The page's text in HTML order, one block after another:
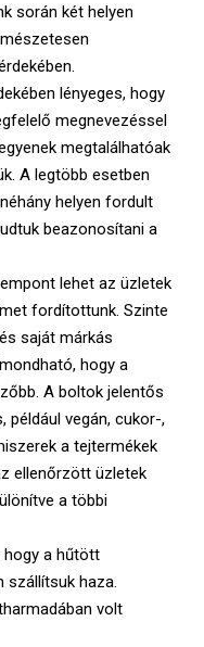
során két helyen
lényeges, hogy
megnevezéssel
megtalálhatóak
A legtöbb esetben
helyen fordult
beazonosítani a
lehet az üzletek
fordítottunk. Szinte
saját márkás
hogy a
A boltok jelentős
például vegán, cukor-,
a tejtermékek
ellenőrzött üzletek
a többi
hogy a hűtött
haza.
volt